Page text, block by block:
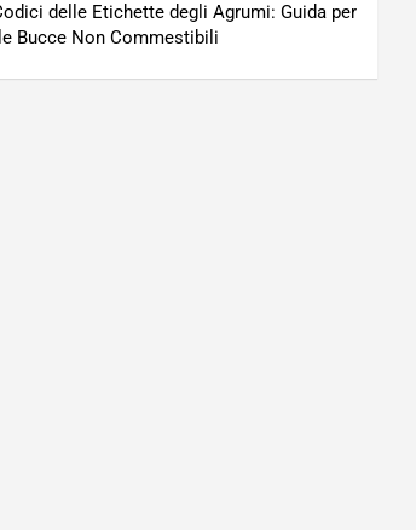
delle Etichette degli Agrumi: Guida per
Bucce Non Commestibili